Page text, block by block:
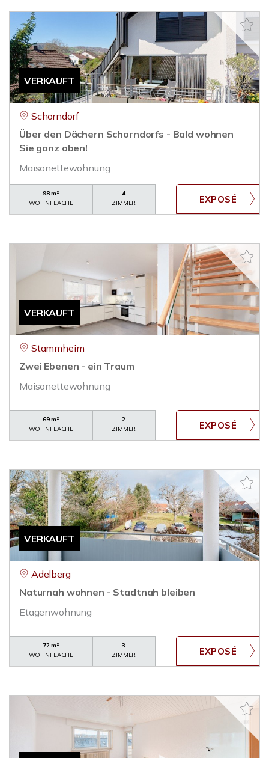
VERKAUFT
Schorndorf
Über den Dächern Schorndorfs - Bald wohnen
Sie ganz oben!
Maisonettewohnung
98 m²
WOHNFLÄCHE
4
ZIMMER
VERKAUFT
Stammheim
Zwei Ebenen - ein Traum
Maisonettewohnung
69 m²
WOHNFLÄCHE
2
ZIMMER
VERKAUFT
Adelberg
Naturnah wohnen - Stadtnah bleiben
Etagenwohnung
72 m²
WOHNFLÄCHE
3
ZIMMER